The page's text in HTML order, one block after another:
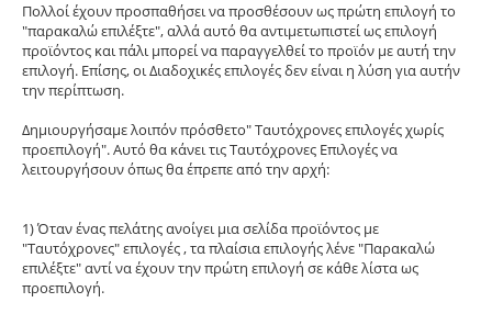
Πολλοί έχουν προσπαθήσει να προσθέσουν ως πρώτη επιλογή το
"παρακαλώ επιλέξτε", αλλά αυτό θα αντιμετωπιστεί ως επιλογή
προϊόντος και πάλι μπορεί να παραγγελθεί το προϊόν με αυτή την
επιλογή. Επίσης, οι Διαδοχικές επιλογές δεν είναι η λύση για αυτήν
την περίπτωση.
Δημιουργήσαμε λοιπόν πρόσθετο" Ταυτόχρονες επιλογές χωρίς
προεπιλογή". Αυτό θα κάνει τις Ταυτόχρονες Επιλογές να
λειτουργήσουν όπως θα έπρεπε από την αρχή:
1) Όταν ένας πελάτης ανοίγει μια σελίδα προϊόντος με
"Ταυτόχρονες" επιλογές , τα πλαίσια επιλογής λένε "Παρακαλώ
επιλέξτε" αντί να έχουν την πρώτη επιλογή σε κάθε λίστα ως
προεπιλογή.